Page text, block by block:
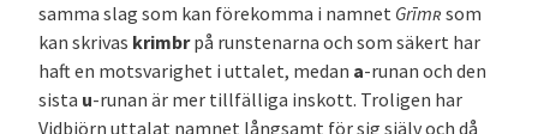
samma slag som kan förekomma i namnet Grīmʀ som
kan skrivas krimbrpå runstenarna och som säkert har
haft en motsvarighet i uttalet, medan a-runan och den
sista u-runan är mer tillfälliga inskott. Troligen har
Vidbjörn uttalat namnet långsamt för sig själv och då